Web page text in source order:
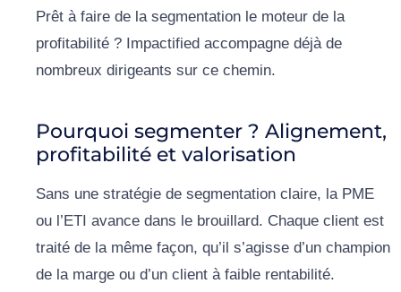
Prêt à faire de la segmentation le moteur de la
profitabilité ? Impactified accompagne déjà de
nombreux dirigeants sur ce chemin.
Pourquoi segmenter ? Alignement,
profitabilité et valorisation
Sans une stratégie de segmentation claire, la PME
ou l’ETI avance dans le brouillard. Chaque client est
traité de la même façon, qu’il s’agisse d’un champion
de la marge ou d’un client à faible rentabilité.